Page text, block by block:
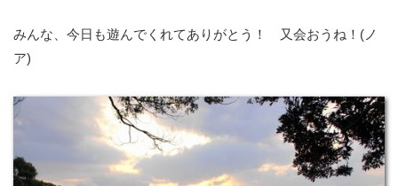
みんな、今日も遊んでくれてありがとう！ 又会おうね！(ノ
ア)